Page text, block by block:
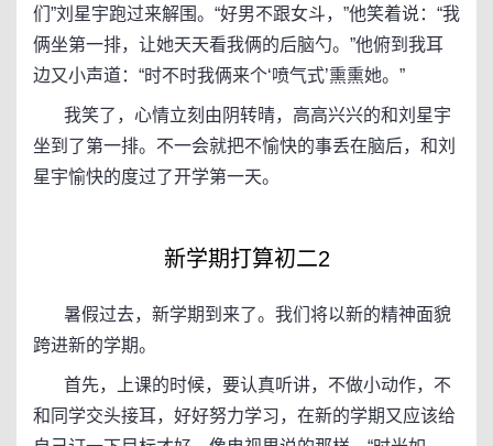
们”刘星宇跑过来解围。“好男不跟女斗，”他笑着说：“我
俩坐第一排，让她天天看我俩的后脑勺。”他俯到我耳
边又小声道：“时不时我俩来个‘喷气式’熏熏她。”
我笑了，心情立刻由阴转晴，高高兴兴的和刘星宇
坐到了第一排。不一会就把不愉快的事丢在脑后，和刘
星宇愉快的度过了开学第一天。
新学期打算初二2
暑假过去，新学期到来了。我们将以新的精神面貌
跨进新的学期。
首先，上课的时候，要认真听讲，不做小动作，不
和同学交头接耳，好好努力学习，在新的学期又应该给